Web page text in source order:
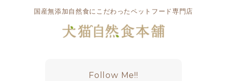
国産無添加自然食にこだわったペットフード専門店
Follow Me!!